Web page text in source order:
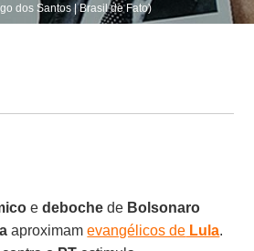
dos Santos | Brasil de Fato)
edeboche de Bolsonaro
aproximamevangélicos de Lula.